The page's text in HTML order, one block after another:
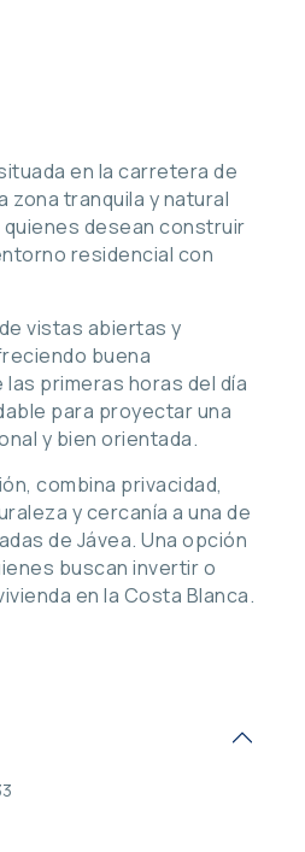
en la carretera de
zona tranquila y natural
quienes desean construir
residencial con
vistas abiertas y
buena
primeras horas del día
para proyectar una
y bien orientada.
combina privacidad,
y cercanía a una de
de Jávea. Una opción
buscan invertir o
en la Costa Blanca.